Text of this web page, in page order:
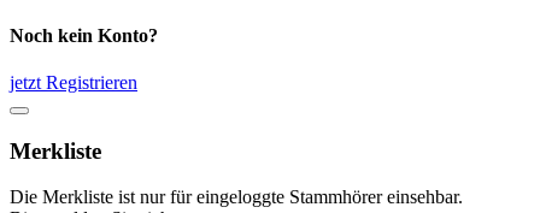
Noch kein Konto?
jetzt Registrieren
Merkliste
Die Merkliste ist nur für eingeloggte Stammhörer einsehbar.